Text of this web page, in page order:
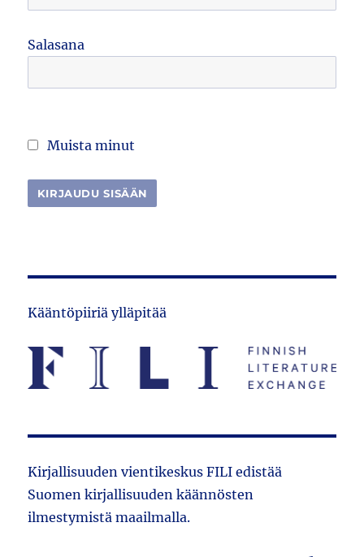
Salasana
Muista minut
Kääntöpiiriä ylläpitää
Kirjallisuuden vientikeskus FILI edistää
Suomen kirjallisuuden käännösten
ilmestymistä maailmalla.